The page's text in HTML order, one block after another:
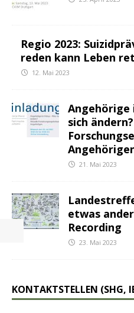
Regio 2023:
reden kann Leben
12. Mai 2023
Angehörige
sich
21. Mai 2023
etwas
Recording
23. Mai 2023
KONTAKTSTELLEN (SHG,